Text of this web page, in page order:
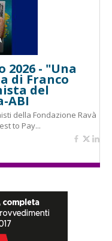
- "Una
di Franco
del
ABI
della Fondazione Ravà
to Pay...